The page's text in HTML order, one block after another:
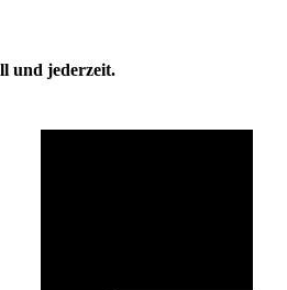
und jederzeit.